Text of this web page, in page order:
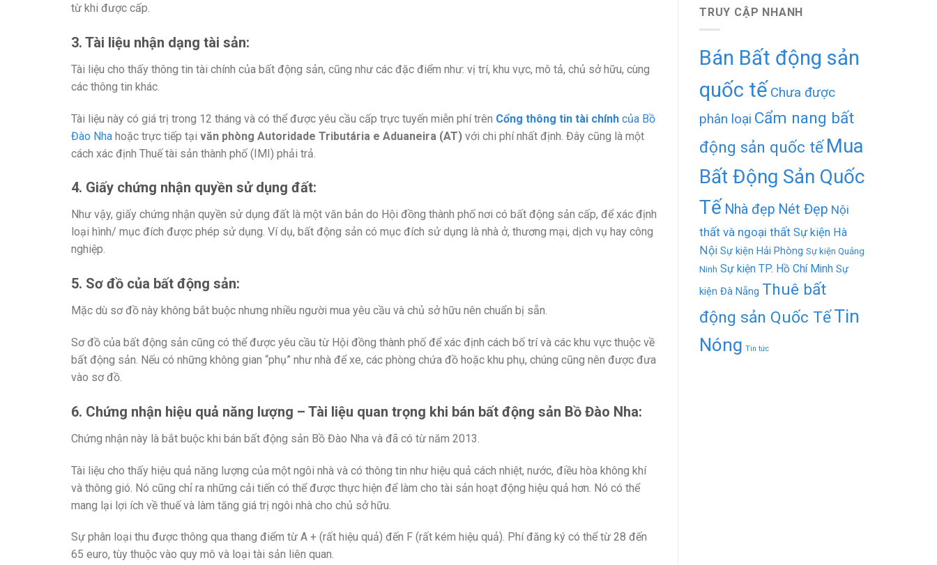
từ khi được cấp.
3. Tài liệu nhận dạng tài sản:
Tài liệu cho thấy thông tin tài chính của bất động sản, cũng như các đặc điểm như: vị trí, khu vực, mô tả, chủ sở hữu, cùng
các thông tin khác.
Tài liệu này có giá trị trong 12 tháng và có thể được yêu cầu cấp trực tuyến miễn phí trên Cổng thông tin tài chính của Bồ
Đào Nha hoặc trực tiếp tại văn phòng Autoridade Tributária e Aduaneira (AT) với chi phí nhất định. Đây cũng là một
cách xác định Thuế tài sản thành phố (IMI) phải trả.
4. Giấy chứng nhận quyền sử dụng đất:
Như vậy, giấy chứng nhận quyền sử dụng đất là một văn bản do Hội đồng thành phố nơi có bất động sản cấp, để xác định
loại hình/ mục đích được phép sử dụng. Ví dụ, bất động sản có mục đích sử dụng là nhà ở, thương mại, dịch vụ hay công
nghiệp.
5. Sơ đồ của bất động sản:
Mặc dù sơ đồ này không bắt buộc nhưng nhiều người mua yêu cầu và chủ sở hữu nên chuẩn bị sẵn.
Sơ đồ của bất động sản cũng có thể được yêu cầu từ Hội đồng thành phố để xác định cách bố trí và các khu vực thuộc về
bất động sản. Nếu có những không gian “phụ” như nhà để xe, các phòng chứa đồ hoặc khu phụ, chúng cũng nên được đưa
vào sơ đồ.
6. Chứng nhận hiệu quả năng lượng – Tài liệu quan trọng khi bán bất động sản Bồ Đào Nha:
Chứng nhận này là bắt buộc khi bán bất động sản Bồ Đào Nha và đã có từ năm 2013.
Tài liệu cho thấy hiệu quả năng lượng của một ngôi nhà và có thông tin như hiệu quả cách nhiệt, nước, điều hòa không khí
và thông gió. Nó cũng chỉ ra những cải tiến có thể được thực hiện để làm cho tài sản hoạt động hiệu quả hơn. Nó có thể
mang lại lợi ích về thuế và làm tăng giá trị ngôi nhà cho chủ sở hữu.
Sự phân loại thu được thông qua thang điểm từ A + (rất hiệu quả) đến F (rất kém hiệu quả). Phí đăng ký có thể từ 28 đến
65 euro, tùy thuộc vào quy mô và loại tài sản liên quan.
TRUY CẬP NHANH
Bán Bất động sản
quốc tế Chưa được
phân loại Cẩm nang bất
động sản quốc tế Mua
Bất Động Sản Quốc
Tế Nhà đẹp Nét Đẹp Nội
thất và ngoại thất Sự kiện Hà
Nội Sự kiện Hải Phòng Sự kiện Quảng
Ninh Sự kiện TP. Hồ Chí Minh Sự
kiện Đà Nẵng Thuê bất
động sản Quốc TếTin
Nóng Tin tức